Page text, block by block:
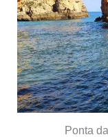
Ponta